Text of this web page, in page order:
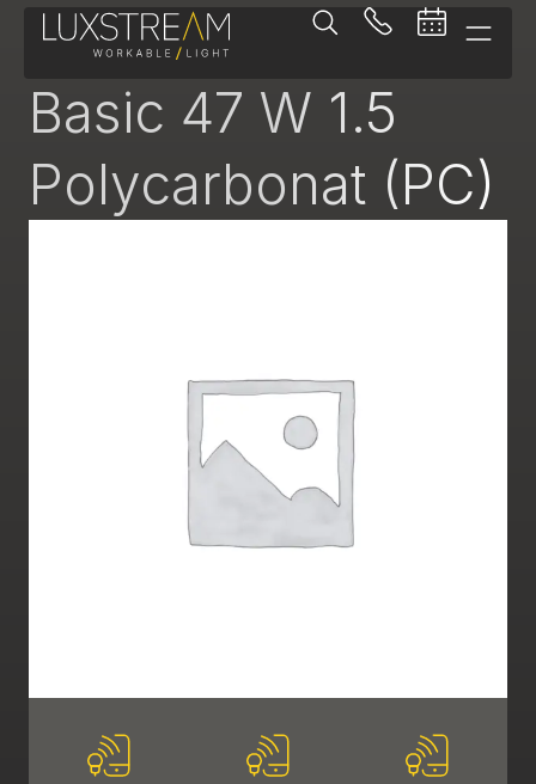
Feuchtraumleuchte
Basic 47 W 1.5
Polycarbonat (PC)